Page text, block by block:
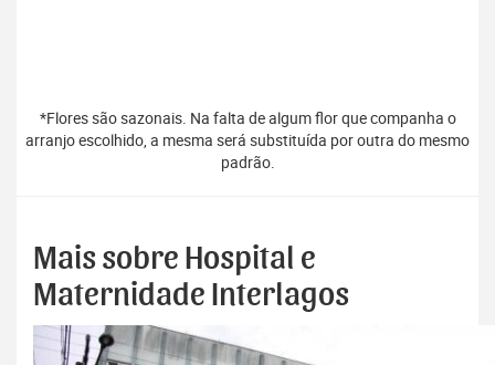
*Flores são sazonais. Na falta de algum flor que companha o
arranjo escolhido, a mesma será substituída por outra do mesmo
padrão.
Mais sobre Hospital e
Maternidade Interlagos